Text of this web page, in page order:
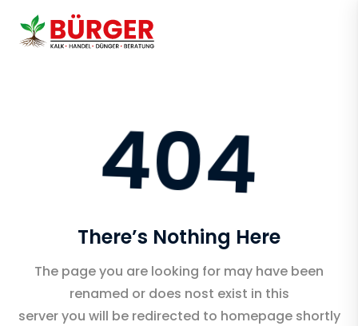
404
There’s Nothing Here
The page you are looking for may have been
renamed or does nost exist in this
server you will be redirected to homepage shortly